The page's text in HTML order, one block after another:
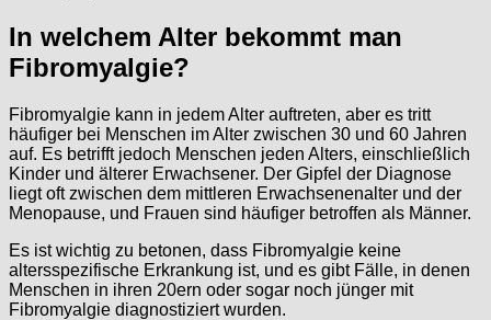
In welchem Alter bekommt man
Fibromyalgie?
Fibromyalgie kann in jedem Alter auftreten, aber es tritt
häufiger bei Menschen im Alter zwischen 30 und 60 Jahren
auf. Es betrifft jedoch Menschen jeden Alters, einschließlich
Kinder und älterer Erwachsener. Der Gipfel der Diagnose
liegt oft zwischen dem mittleren Erwachsenenalter und der
Menopause, und Frauen sind häufiger betroffen als Männer.
Es ist wichtig zu betonen, dass Fibromyalgie keine
altersspezifische Erkrankung ist, und es gibt Fälle, in denen
Menschen in ihren 20ern oder sogar noch jünger mit
Fibromyalgie diagnostiziert wurden.